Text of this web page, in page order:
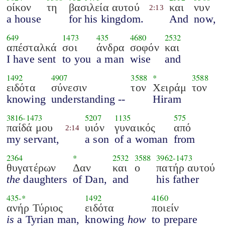
οίκον
a house
τη
βασιλεία αυτού
for his kingdom.
2:13
και
And
νυν
now,
649
απέσταλκά
I have sent
1473
σοι
to you
435
άνδρα
a man
4680
σοφόν
wise
2532
και
and
1492
ειδότα
knowing
4907
σύνεσιν
understanding --
3588
τον
*
Χειράμ
Hiram
3588
τον
3816-1473
παίδά μου
my servant,
2:14
5207
υιόν
a son
1135
γυναικός
of a woman
575
από
from
2364
θυγατέρων
the daughters
*
Δαν
of Dan,
2532
και
and
3588
ο
3962-1473
πατήρ αυτού
his father
435-*
ανήρ Τύριος
is a Tyrian man,
1492
ειδότα
knowing how
4160
ποιείν
to prepare